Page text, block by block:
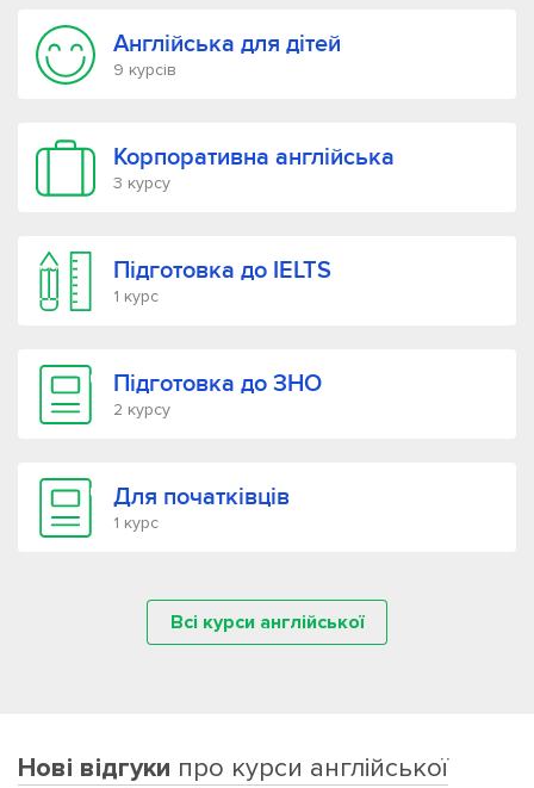
Англійська для дітей
9 курсів
Корпоративна англійська
3 курсу
Підготовка до IELTS
1 курс
Підготовка до ЗНО
2 курсу
Для початківців
1 курс
Всі курси англійської
Нові відгуки про курси англійської